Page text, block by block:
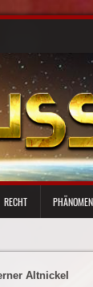
RECHT
Altnickel